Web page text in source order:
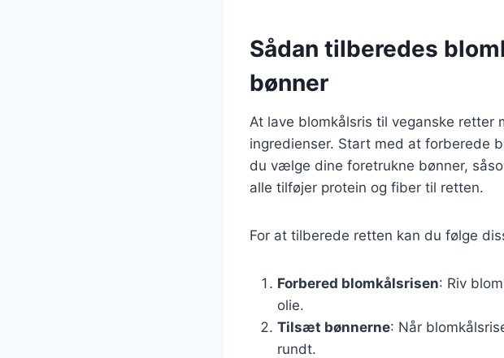
Sådan tilberedes
bønner
At lave blomkålsris til veganske
ingredienser. Start med at forberede
du vælge dine foretrukne bønner,
alle tilføjer protein og fiber til retten.
For at tilberede retten kan du følge
Forbered blomkålsrisen: Riv
olie.
Tilsæt bønnerne: Når
rundt.